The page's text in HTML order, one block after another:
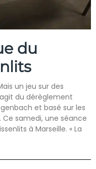
du
un jeu sur des
du dérèglement
et basé sur les
Ce samedi, une séance
à Marseille. « La